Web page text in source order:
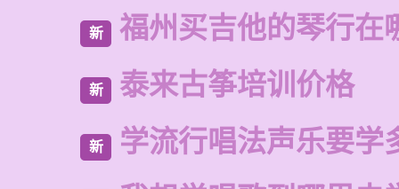
新 福州买吉他的琴行在
新 泰来古筝培训价格
新 学流行唱法声乐要学